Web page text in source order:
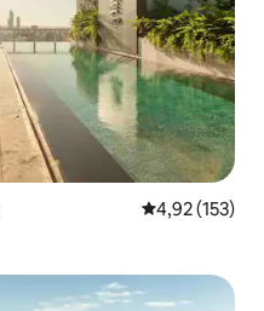
Gemiddelde
4,92 (153)